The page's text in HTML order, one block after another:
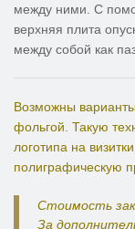
между ними. С
верхняя плита
между собой как
Возможны
фольгой. Такую
логотипа на
полиграфическую
Стоимость
За